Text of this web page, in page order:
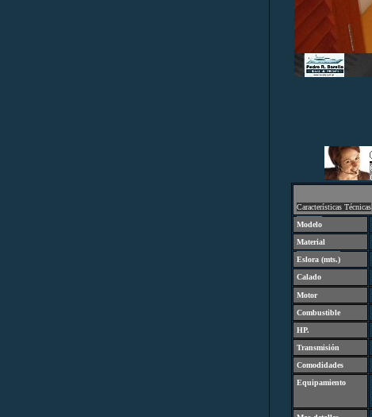
Características Técnicas
Modelo
Material
Eslora (mts.)
Calado
Motor
Combustible
HP.
Transmisión
Comodidades
Equipamiento